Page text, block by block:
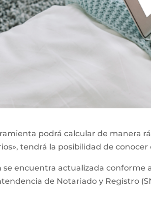
podrá calcular de manera
tendrá la posibilidad de
se encuentra actualizada conforme
de Notariado y Registro